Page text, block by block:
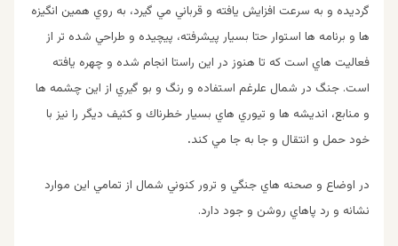
گرديده و به سرعت افزايش يافته و قرباني مي گيرد، به روي همين انگيزه
ها و برنامه ها استوار حتا بسيار پيشرفته، پيچيده و طراحي شده تر از
فعاليت هاي است كه تا هنوز در اين راستا انجام شده و چهره يافته
است. جنگ در شمال علرغم استفاده و رنگ و بو گيري از اين چشمه ها
و منابع، انديشه ها و تيوري هاي بسيار خطرناك و كثيف ديگر را نيز با
خود حمل و انتقال و جا به جا مي كند.
در اوضاع و صحنه هاي جنگي و ترور كنوني شمال از تمامي اين موارد
نشانه و رد پاهاي روشن و جود دارد.